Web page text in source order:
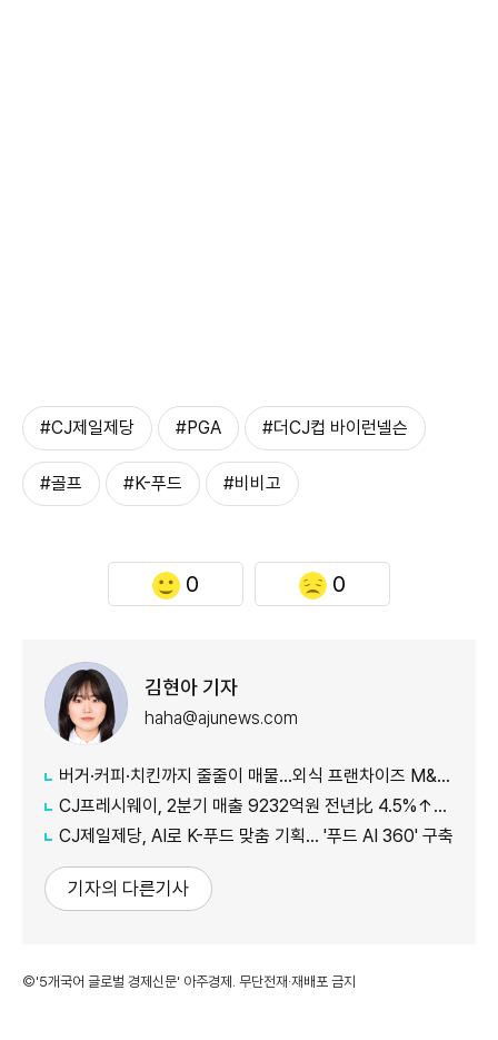
#CJ제일제당 #PGA #더CJ컵 바이런넬슨
#골프 #K-푸드 #비비고
0 0
김현아 기자
haha@ajunews.com
버거·커피·치킨까지 줄줄이 매물…외식 프랜차이즈 M&A '활기'
CJ프레시웨이, 2분기 매출 9232억원 전년比 4.5%↑…'식봄' 성장세 뚜렷
CJ제일제당, AI로 K-푸드 맞춤 기획… '푸드 AI 360' 구축
기자의 다른기사
©'5개국어 글로벌 경제신문' 아주경제. 무단전재·재배포 금지